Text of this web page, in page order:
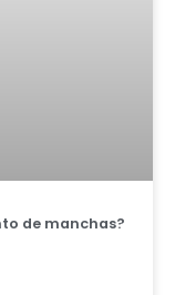
de manchas?